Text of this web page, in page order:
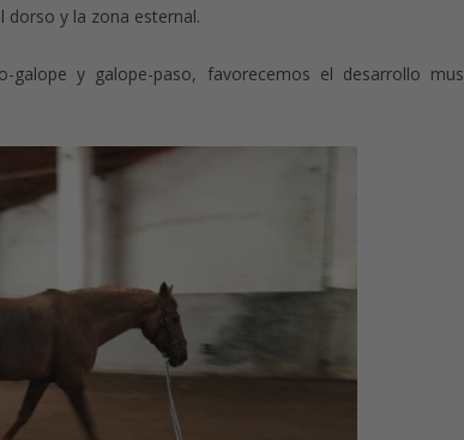
dorso y la zona esternal.
galope y galope-paso, favorecemos el desarrollo